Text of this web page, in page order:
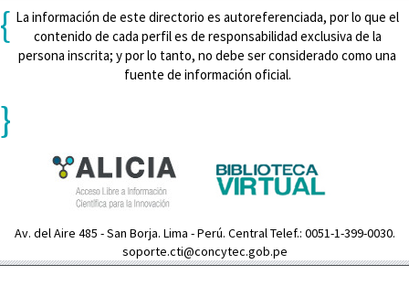
{ La información de este directorio es autoreferenciada, por lo que el
contenido de cada perfil es de responsabilidad exclusiva de la
persona inscrita; y por lo tanto, no debe ser considerado como una
fuente de información oficial.
}
Av. del Aire 485 - San Borja. Lima - Perú. Central Telef.: 0051-1-399-0030.
soporte.cti@concytec.gob.pe